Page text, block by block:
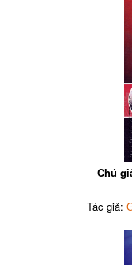
Chú
Tác giả: